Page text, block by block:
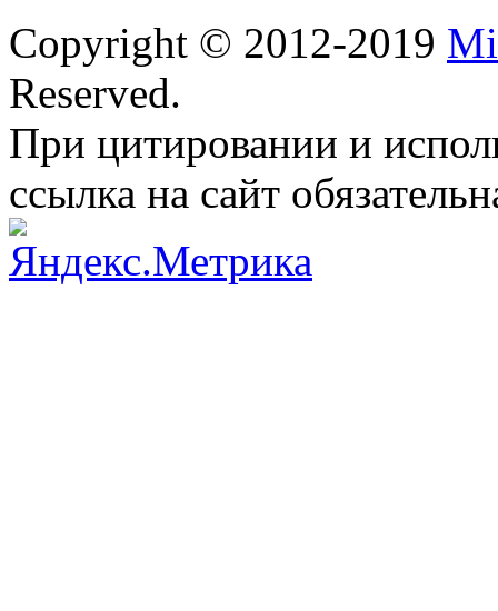
Copyright © 2012-2019
Reserved.
При цитировании и
ссылка на сайт